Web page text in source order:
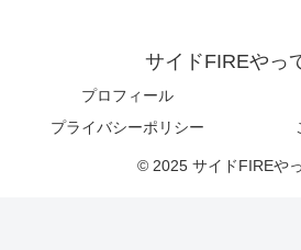
サイドFIREやっ
プロフィール
プライバシーポリシー
© 2025 サイドFIREや